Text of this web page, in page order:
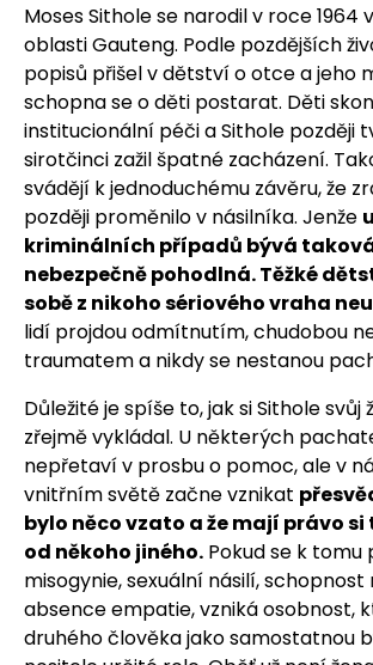
Moses Sithole se narodil v roce 1964
oblasti Gauteng. Podle pozdějších
popisů přišel v dětství o otce a jeho
schopna se o děti postarat. Děti
institucionální péči a Sithole později
sirotčinci zažil špatné zacházení.
svádějí k jednoduchému závěru, že
později proměnilo v násilníka. Jenže
kriminálních případů bývá
nebezpečně pohodlná. Těžké
sobě z nikoho sériového vraha
lidí projdou odmítnutím, chudobou
traumatem a nikdy se nestanou
Důležité je spíše to, jak si Sithole
zřejmě vykládal. U některých
nepřetaví v prosbu o pomoc, ale v
vnitřním světě začne vznikat
bylo něco vzato a že mají právo
od někoho jiného. Pokud se k tomu
misogynie, sexuální násilí,
absence empatie, vzniká osobnost,
druhého člověka jako samostatnou